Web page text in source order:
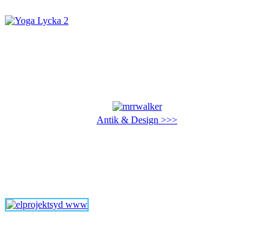
Antik & Design >>>